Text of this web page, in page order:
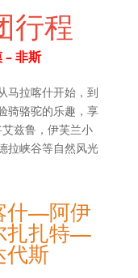
行程
– 非斯
马拉喀什开始，到
骑骆驼的乐趣，享
兹鲁，伊芙兰小
拉峡谷等自然风光
什—阿伊
扎扎特—
代斯